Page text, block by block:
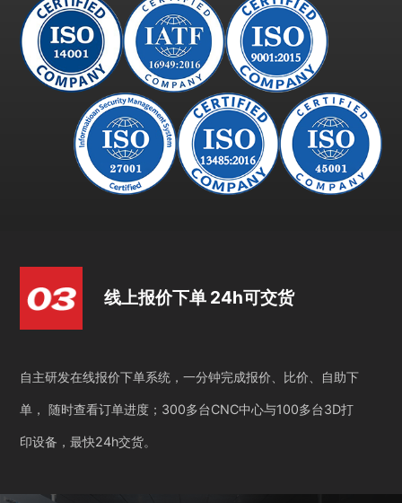
线上报价下单 24h可交货
自主研发在线报价下单系统，一分钟完成报价、比价、自助下
单， 随时查看订单进度；300多台CNC中心与100多台3D打
印设备，最快24h交货。